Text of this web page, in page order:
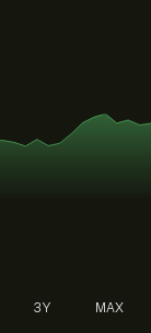
3Y MAX